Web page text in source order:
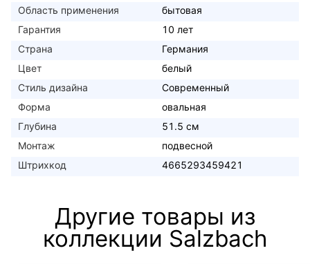
Область применения
бытовая
Гарантия
10 лет
Страна
Германия
Цвет
белый
Стиль дизайна
Современный
Форма
овальная
Глубина
51.5 см
Монтаж
подвесной
Штрихкод
4665293459421
Другие товары из
коллекции Salzbach